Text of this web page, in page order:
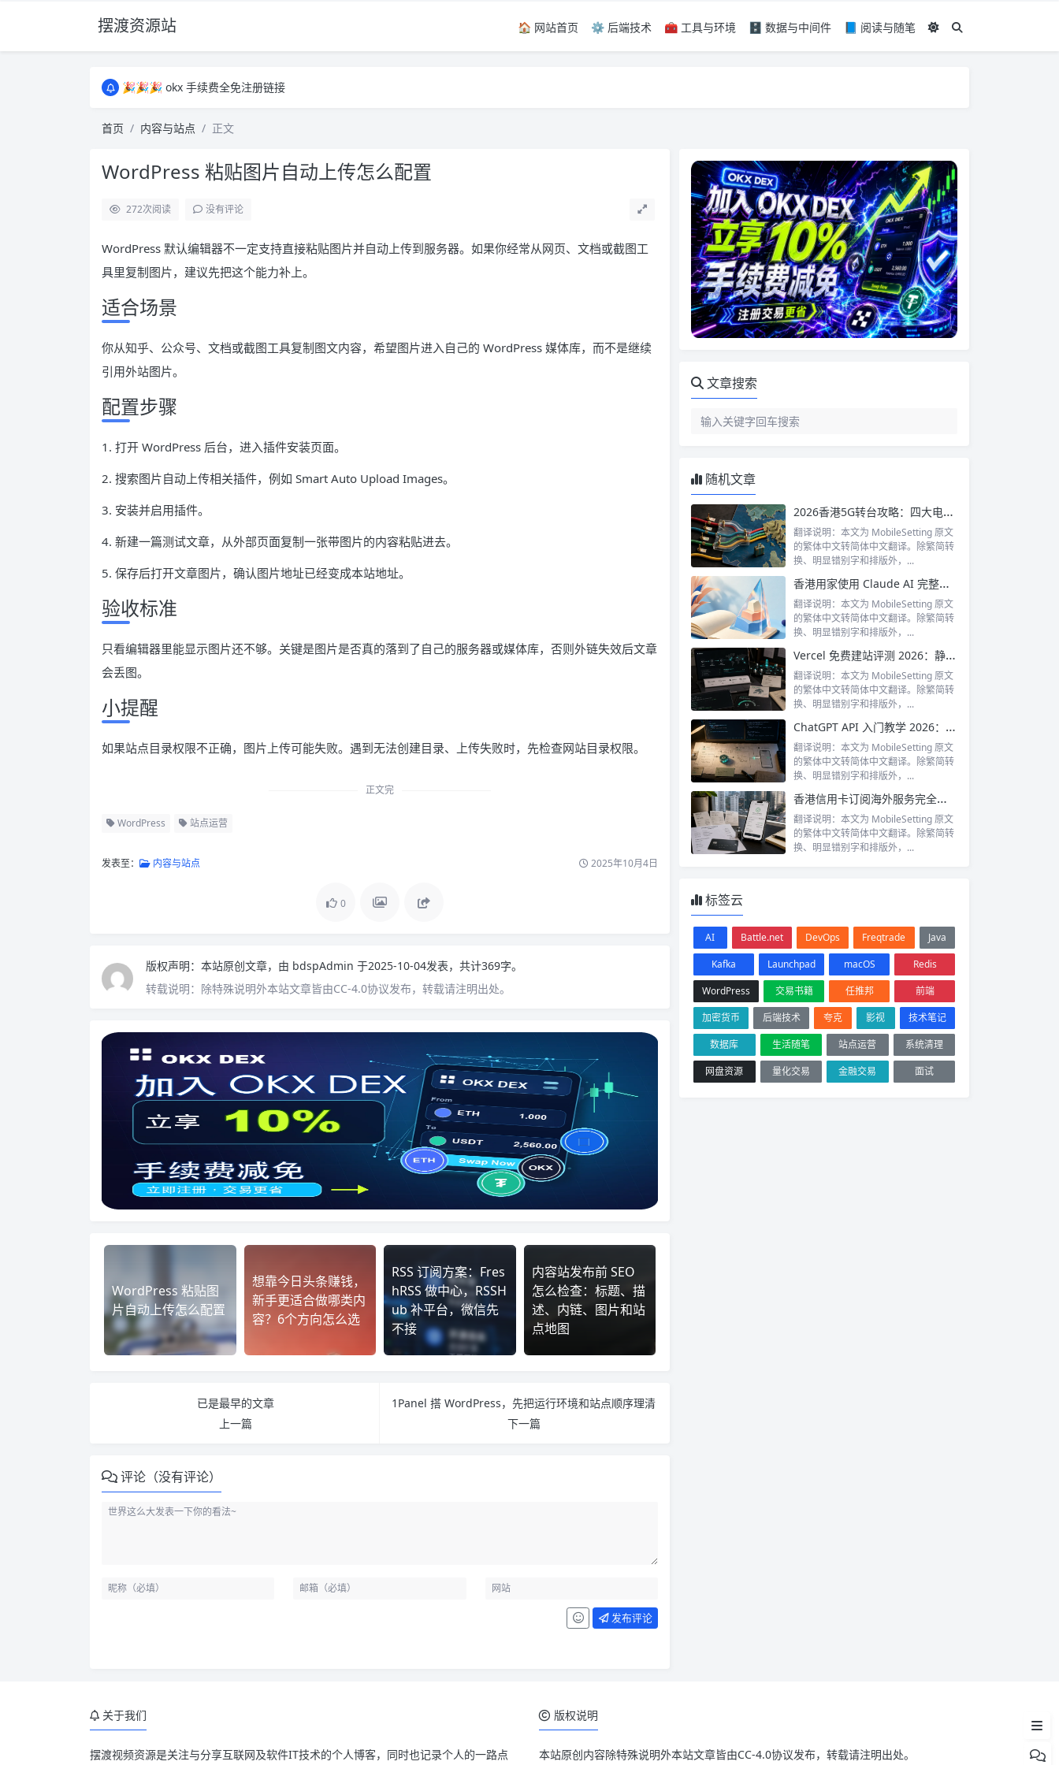
摆渡资源站 🏠 网站首页 ⚙️ 后端技术 🧰 工具与环境 🗄️ 数据与中间件 📘 阅读与随笔
🎉🎉🎉 okx 手续费全免注册链接
所有资源均为免费网盘资源，资源失效请备注留言，感谢！
🎉🎉🎉 okx 手续费全免注册链接
首页 内容与站点 正文
WordPress 粘贴图片自动上传怎么配置
272次阅读 没有评论
WordPress 默认编辑器不一定支持直接粘贴图片并自动上传到服务器。如果你经常从网页、文档或截图工
具里复制图片，建议先把这个能力补上。
适合场景
你从知乎、公众号、文档或截图工具复制图文内容，希望图片进入自己的 WordPress 媒体库，而不是继续
引用外站图片。
配置步骤
1. 打开 WordPress 后台，进入插件安装页面。
2. 搜索图片自动上传相关插件，例如 Smart Auto Upload Images。
3. 安装并启用插件。
4. 新建一篇测试文章，从外部页面复制一张带图片的内容粘贴进去。
5. 保存后打开文章图片，确认图片地址已经变成本站地址。
验收标准
只看编辑器里能显示图片还不够。关键是图片是否真的落到了自己的服务器或媒体库，否则外链失效后文章
会丢图。
小提醒
如果站点目录权限不正确，图片上传可能失败。遇到无法创建目录、上传失败时，先检查网站目录权限。
正文完
WordPress 站点运营
发表至： 内容与站点 2025年10月4日
0
版权声明： 本站原创文章，由 bdspAdmin 于2025-10-04发表，共计369字。
转载说明： 除特殊说明外本站文章皆由CC-4.0协议发布，转载请注明出处。
WordPress 粘贴图
片自动上传怎么配置
想靠今日头条赚钱，
新手更适合做哪类内
容？6个方向怎么选
RSS 订阅方案：Fres
hRSS 做中心，RSSH
ub 补平台，微信先
不接
内容站发布前 SEO
怎么检查：标题、描
述、内链、图片和站
点地图
已是最早的文章
上一篇
1Panel 搭 WordPress，先把运行环境和站点顺序理清
下一篇
评论（没有评论）
发布评论
文章搜索
随机文章
2026香港5G转台攻略：四大电讯商中港澳数据月费计划全面格价
翻译说明：本文为 MobileSetting 原文
的繁体中文转简体中文翻译。除繁简转
换、明显错别字和排版外，...
香港用家使用 Claude AI 完整指南：免费版、Pro 版到 Max 版点拣？
翻译说明：本文为 MobileSetting 原文
的繁体中文转简体中文翻译。除繁简转
换、明显错别字和排版外，...
Vercel 免费建站评测 2026：静态网站部署最快选择？香港分析
翻译说明：本文为 MobileSetting 原文
的繁体中文转简体中文翻译。除繁简转
换、明显错别字和排版外，...
ChatGPT API 入门教学 2026：香港开发者点样整合 AI 到自己嘅 App？
翻译说明：本文为 MobileSetting 原文
的繁体中文转简体中文翻译。除繁简转
换、明显错别字和排版外，...
香港信用卡订阅海外服务完全指南 2026：Netflix、ChatGPT、VPN 点样付款
翻译说明：本文为 MobileSetting 原文
的繁体中文转简体中文翻译。除繁简转
换、明显错别字和排版外，...
标签云
AI Battle.net DevOps Freqtrade
Java
Kafka
Launchpad macOS
Redis
WordPress
交易书籍 任推邦
前端
加密货币
后端技术 夸克 影视
技术笔记
数据库
生活随笔 站点运营
系统清理
网盘资源
量化交易 金融交易 面试
关于我们
摆渡视频资源是关注与分享互联网及软件IT技术的个人博客，同时也记录个人的一路点
版权说明
本站原创内容除特殊说明外本站文章皆由CC-4.0协议发布，转载请注明出处。